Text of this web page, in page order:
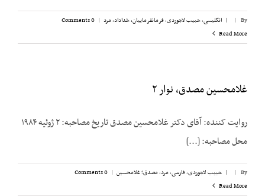
By
|
| انگلیسی,حبیب لاجوردی,فرمانفرماییان، خداداد,مرد |
0 Comments
Read More
غلامحسین مصدق، نوار ۲
روایت کننده: آقای دکتر غلامحسین مصدق تاریخ مصاحبه: ۲ ژوئیه ۱۹۸۴
محل مصاحبه: [...]
By
|
| حبیب لاجوردی,فارسی,مرد,مصدق؛ غلامحسین |
0 Comments
Read More